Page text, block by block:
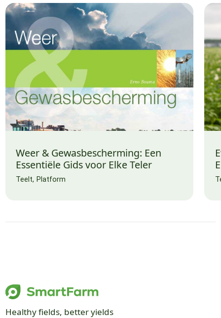
Weer & Gewasbescherming: Een
Essentiële Gids voor Elke Teler
Teelt Platform
Healthy fields, better yields